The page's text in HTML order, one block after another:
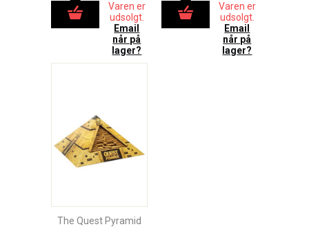
Varen er
udsolgt.
Email
når på
lager?
Varen er
udsolgt.
Email
når på
lager?
The Quest Pyramid